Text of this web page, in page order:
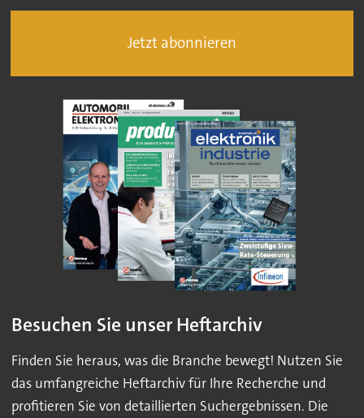
Jetzt abonnieren
Besuchen Sie unser Heftarchiv
Finden Sie heraus, was die Branche bewegt! Nutzen Sie
das umfangreiche Heftarchiv für Ihre Recherche und
profitieren Sie von detaillierten Suchergebnissen. Die